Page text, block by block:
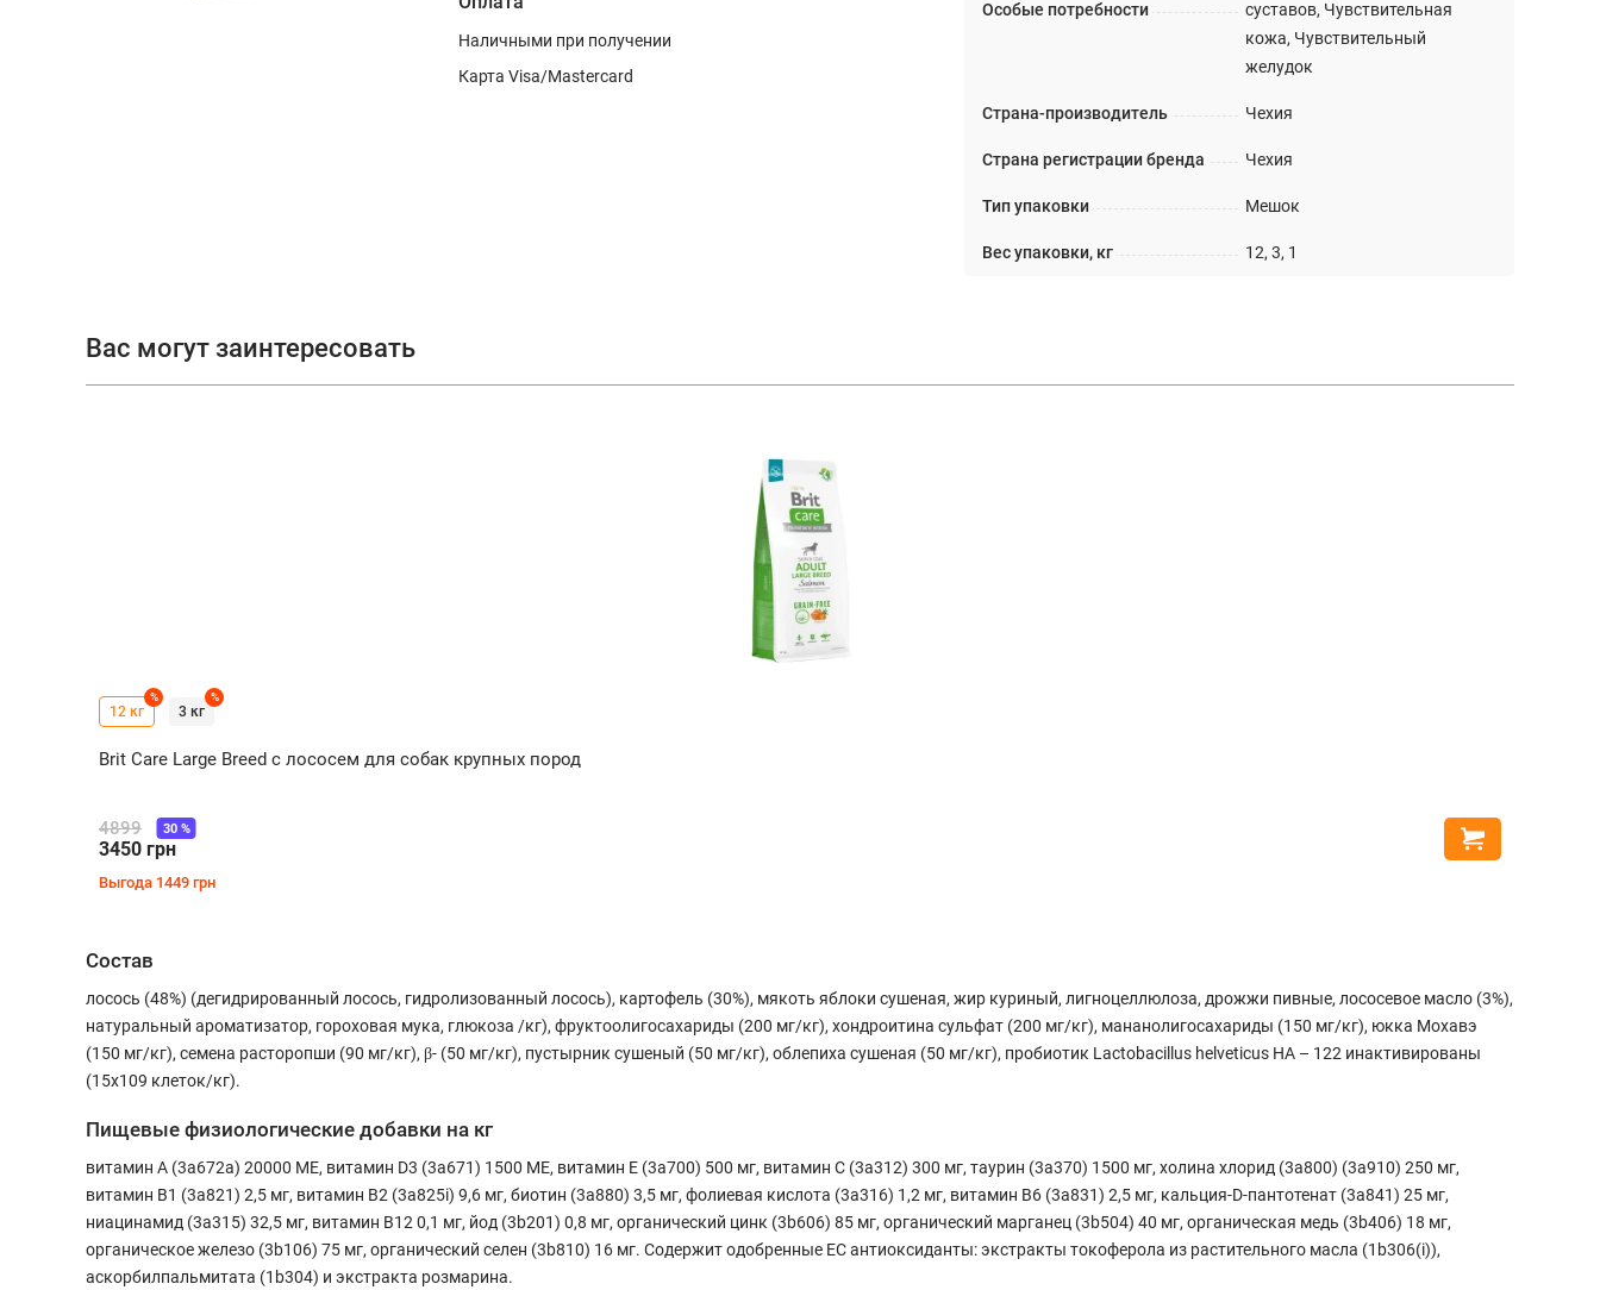
Наличными при получении
Карта Visa/Mastercard
Особые потребности
суставов, Чувствительная
кожа, Чувствительный
желудок
Страна-производитель Чехия
Страна регистрации бренда Чехия
Тип упаковки Мешок
Вес упаковки, кг 12, 3, 1
Вас могут заинтересовать
12 кг
%
3 кг
%
Brit Care Large Breed с лососем для собак крупных пород
4899
3450 грн
30%
Выгода 1449 грн
Состав
лосось (48%) (дегидрированный лосось, гидролизованный лосось), картофель (30%), мякоть яблоки сушеная, жир куриный, лигноцеллюлоза, дрожжи пивные, лососевое масло (3%),
натуральный ароматизатор, гороховая мука, глюкоза /кг), фруктоолигосахариды (200 мг/кг), хондроитина сульфат (200 мг/кг), мананолигосахариды (150 мг/кг), юкка Мохавэ
(150 мг/кг), семена расторопши (90 мг/кг), β- (50 мг/кг), пустырник сушеный (50 мг/кг), облепиха сушеная (50 мг/кг), пробиотик Lactobacillus helveticus HA – 122 инактивированы
(15х109 клеток/кг).
Пищевые физиологические добавки на кг
витамин А (3a672a) 20000 МЕ, витамин D3 (3a671) 1500 МЕ, витамин Е (3a700) 500 мг, витамин С (3a312) 300 мг, таурин (3a370) 1500 мг, холина хлорид (3a800) (3a910) 250 мг,
витамин B1 (3a821) 2,5 мг, витамин B2 (3a825i) 9,6 мг, биотин (3a880) 3,5 мг, фолиевая кислота (3a316) 1,2 мг, витамин B6 (3a831) 2,5 мг, кальция-D-пантотенат (3a841) 25 мг,
ниацинамид (3a315) 32,5 мг, витамин B12 0,1 мг, йод (3b201) 0,8 мг, органический цинк (3b606) 85 мг, органический марганец (3b504) 40 мг, органическая медь (3b406) 18 мг,
органическое железо (3b106) 75 мг, органический селен (3b810) 16 мг. Содержит одобренные ЕС антиоксиданты: экстракты токоферола из растительного масла (1b306(i)),
аскорбилпальмитата (1b304) и экстракта розмарина.